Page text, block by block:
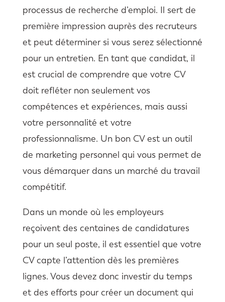
processus de recherche d’emploi. Il sert de
première impression auprès des recruteurs
et peut déterminer si vous serez sélectionné
pour un entretien. En tant que candidat, il
est crucial de comprendre que votre CV
doit refléter non seulement vos
compétences et expériences, mais aussi
votre personnalité et votre
professionnalisme. Un bon CV est un outil
de marketing personnel qui vous permet de
vous démarquer dans un marché du travail
compétitif.
Dans un monde où les employeurs
reçoivent des centaines de candidatures
pour un seul poste, il est essentiel que votre
CV capte l’attention dès les premières
lignes. Vous devez donc investir du temps
et des efforts pour créer un document qui